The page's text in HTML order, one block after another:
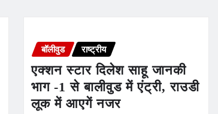
बॉलीवुड राष्ट्रीय
एक्शन स्टार दिलेश साहू जानकी
भाग -1 से बालीवुड में एंट्री, राउडी
लूक में आएगें नजर